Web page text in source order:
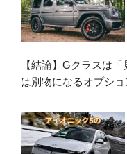
【結論】Gクラスは
は別物になるオプシ